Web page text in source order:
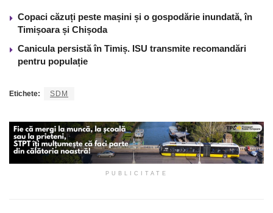
Copaci căzuți peste mașini și o gospodărie inundată, în
Timișoara și Chișoda
Canicula persistă în Timiș. ISU transmite recomandări
pentru populație
Etichete: SDM
PUBLICITATE